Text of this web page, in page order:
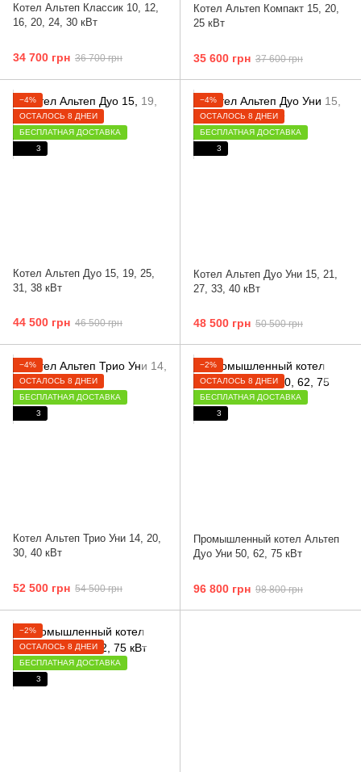
Котел Альтеп Классик 10, 12,
16, 20, 24, 30 кВт
34 700 грн 36 700 грн
Котел Альтеп Компакт 15, 20,
25 кВт
35 600 грн 37 600 грн
−4%
ОСТАЛОСЬ 8 ДНЕЙ
БЕСПЛАТНАЯ ДОСТАВКА
3
Котел Альтеп Дуо 15, 19, 25,
31, 38 кВт
44 500 грн 46 500 грн
−4%
ОСТАЛОСЬ 8 ДНЕЙ
БЕСПЛАТНАЯ ДОСТАВКА
3
Котел Альтеп Дуо Уни 15, 21,
27, 33, 40 кВт
48 500 грн 50 500 грн
−4%
ОСТАЛОСЬ 8 ДНЕЙ
БЕСПЛАТНАЯ ДОСТАВКА
3
Котел Альтеп Трио Уни 14, 20,
30, 40 кВт
52 500 грн 54 500 грн
−2%
ОСТАЛОСЬ 8 ДНЕЙ
БЕСПЛАТНАЯ ДОСТАВКА
3
Промышленный котел Альтеп
Дуо Уни 50, 62, 75 кВт
96 800 грн 98 800 грн
−2%
ОСТАЛОСЬ 8 ДНЕЙ
БЕСПЛАТНАЯ ДОСТАВКА
3